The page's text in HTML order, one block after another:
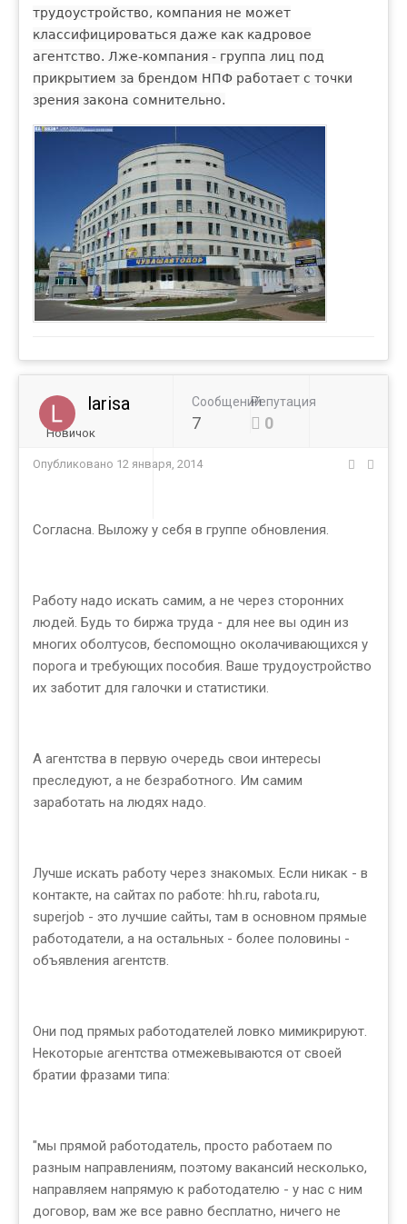
трудоустройство, компания не может
классифицироваться даже как кадровое
агентство. Лже-компания - группа лиц под
прикрытием за брендом НПФ работает с точки
зрения закона сомнительно.
larisa
Новичок
Сообщений
7
Репутация
0
Опубликовано 12 января, 2014
Согласна. Выложу у себя в группе обновления.
Работу надо искать самим, а не через сторонних
людей. Будь то биржа труда - для нее вы один из
многих оболтусов, беспомощно околачивающихся у
порога и требующих пособия. Ваше трудоустройство
их заботит для галочки и статистики.
А агентства в первую очередь свои интересы
преследуют, а не безработного. Им самим
заработать на людях надо.
Лучше искать работу через знакомых. Если никак - в
контакте, на сайтах по работе: hh.ru, rabota.ru,
superjob - это лучшие сайты, там в основном прямые
работодатели, а на остальных - более половины -
объявления агентств.
Они под прямых работодателей ловко мимикрируют.
Некоторые агентства отмежевываются от своей
братии фразами типа:
"мы прямой работодатель, просто работаем по
разным направлениям, поэтому вакансий несколько,
направляем напрямую к работодателю - у нас с ним
договор, вам же все равно бесплатно, ничего не